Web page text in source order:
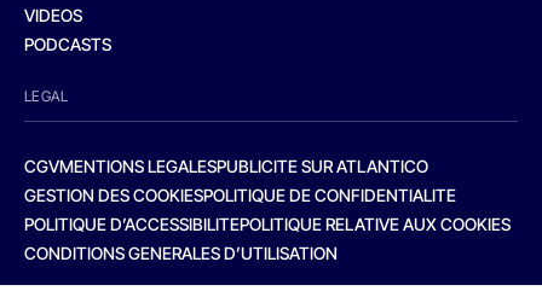
VIDEOS
PODCASTS
LEGAL
CGVMENTIONS LEGALESPUBLICITE SUR ATLANTICO
GESTION DES COOKIESPOLITIQUE DE CONFIDENTIALITE
POLITIQUE D’ACCESSIBILITEPOLITIQUE RELATIVE AUX COOKIES
CONDITIONS GENERALES D’UTILISATION